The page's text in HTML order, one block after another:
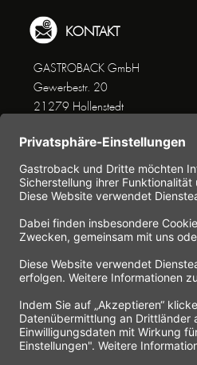
KONTAKT
GASTROBACK GmbH
Gewerbestr. 20
21279 Hollenstedt